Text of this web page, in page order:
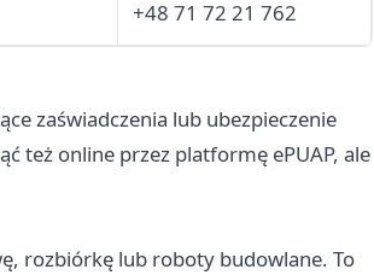
+48 71 72 21 762
zaświadczenia lub ubezpieczenie
też online przez platformę ePUAP, ale
rozbiórkę lub roboty budowlane. To